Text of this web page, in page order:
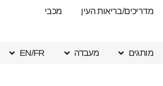
מדריכים/בריאות העין מכבי
מותגים מעבדה EN/FR